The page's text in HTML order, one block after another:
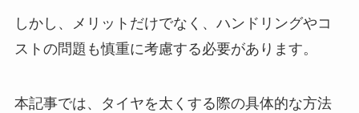
しかし、メリットだけでなく、ハンドリングやコ
ストの問題も慎重に考慮する必要があります。
本記事では、タイヤを太くする際の具体的な方法